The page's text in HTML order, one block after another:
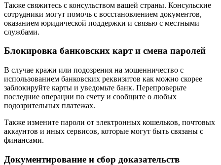
Также свяжитесь с консульством вашей страны. Консульские
сотрудники могут помочь с восстановлением документов,
оказанием юридической поддержки и связью с местными
службами.
Блокировка банковских карт и смена паролей
В случае кражи или подозрения на мошенничество с
использованием банковских реквизитов как можно скорее
заблокируйте карты и уведомьте банк. Перепроверьте
последние операции по счету и сообщите о любых
подозрительных платежах.
Также измените пароли от электронных кошельков, почтовых
аккаунтов и иных сервисов, которые могут быть связаны с
финансами.
Документирование и сбор доказательств